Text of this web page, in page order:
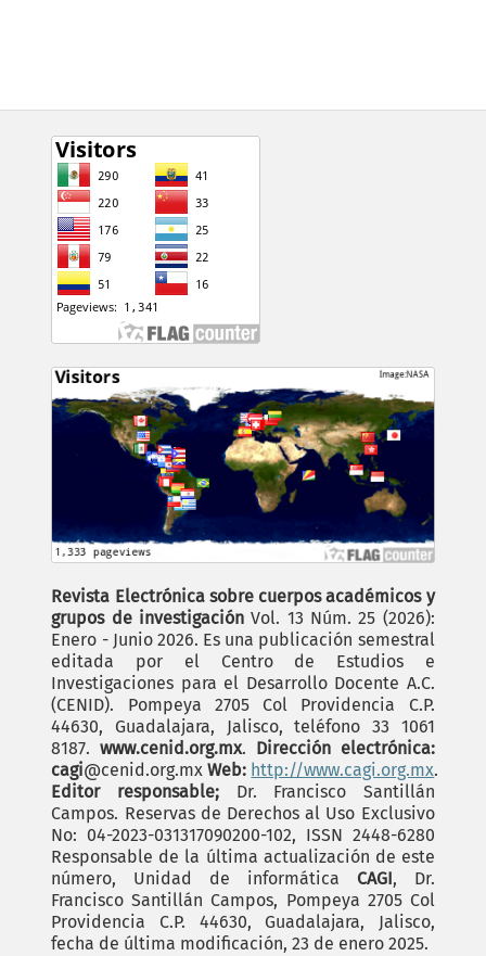
Revista Electrónica sobre cuerpos académicos y
grupos de investigación Vol. 13 Núm. 25 (2026):
Enero - Junio 2026. Es una publicación semestral
editada por el Centro de Estudios e
Investigaciones para el Desarrollo Docente A.C.
(CENID). Pompeya 2705 Col Providencia C.P.
44630, Guadalajara, Jalisco, teléfono 33 1061
8187.www.cenid.org.mx. Dirección electrónica:
cagi@cenid.org.mxWeb: http://www.cagi.org.mx.
Editor responsable;Dr. Francisco Santillán
Campos. Reservas de Derechos al Uso Exclusivo
No: 04-2023-031317090200-102, ISSN 2448-6280
Responsable de la última actualización de este
número, Unidad de informática CAGI, Dr.
Francisco Santillán Campos, Pompeya 2705 Col
Providencia C.P. 44630, Guadalajara, Jalisco,
fecha de última modificación, 23 de enero 2025.